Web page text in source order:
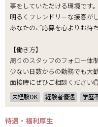
事をしていただける環境です。
明るくフレンドリーな接客が
あなたのご応募を心よりお待
【働き方】
周りのスタッフのフォロー体
少ない日数からの勤務でも大
面接時にぜひご相談ください
未経験OK 経験者優遇 学歴
待遇・福利厚生